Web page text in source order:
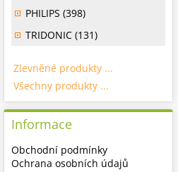
PHILIPS (398)
TRIDONIC (131)
Zlevněné produkty ...
Všechny produkty ...
Informace
Obchodní podmínky
Ochrana osobních údajů